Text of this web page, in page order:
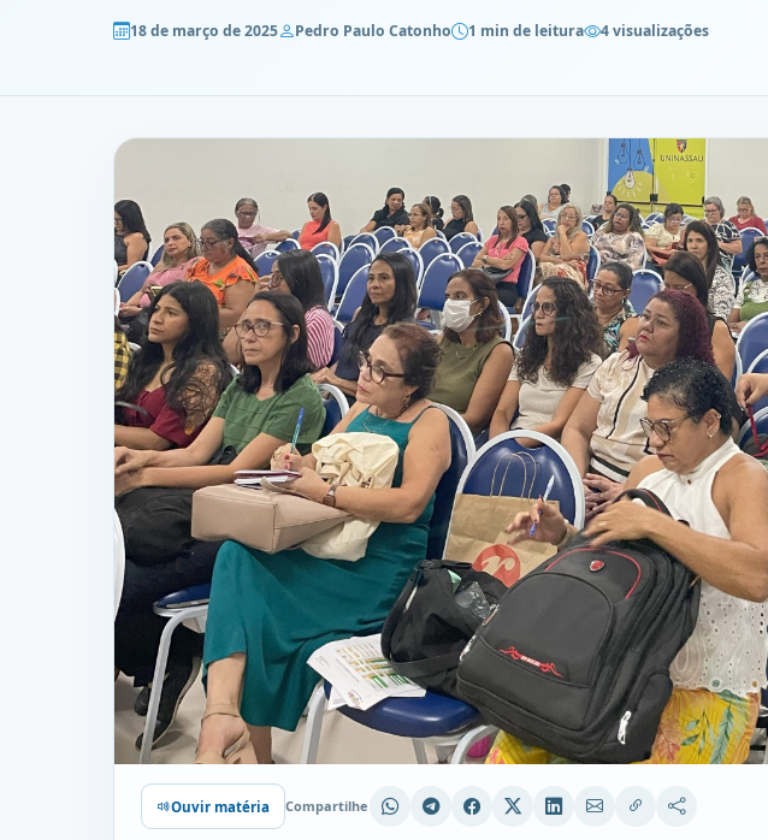
18 de março de 2025 Pedro Paulo Catonho 1 min de leitura 4 visualizações
Ouvir matéria Compartilhe